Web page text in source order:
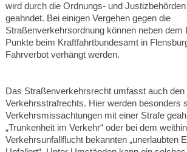
wird durch die Ordnungs- und
geahndet. Bei einigen Vergehen gegen die
Straßenverkehrsordnung können neben dem
Punkte beim Kraftfahrtbundesamt in
Fahrverbot verhängt werden.
Das Straßenverkehrsrecht umfasst auch den
Verkehrsstrafrechts. Hier werden besonders
Verkehrsmissachtungen mit einer Strafe
„Trunkenheit im Verkehr“ oder bei dem
Verkehrsunfallflucht bekannten „unerlaubten